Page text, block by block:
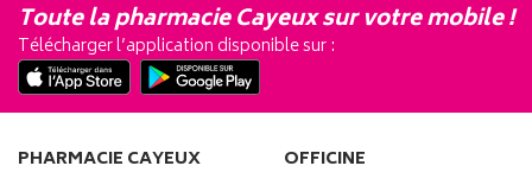
Toute la pharmacie Cayeux sur votre mobile !
Télécharger l’application disponible sur :
PHARMACIE CAYEUX OFFICINE